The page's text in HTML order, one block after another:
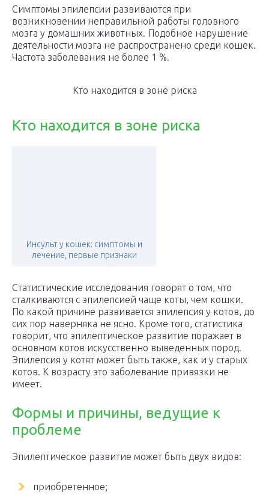
Симптомы эпилепсии развиваются при
возникновении неправильной работы головного
мозга у домашних животных. Подобное нарушение
деятельности мозга не распространено среди кошек.
Частота заболевания не более 1 %.
Кто находится в зоне риска
Кто находится в зоне риска
Инсульт у кошек: симптомы и
лечение, первые признаки
Статистические исследования говорят о том, что
сталкиваются с эпилепсией чаще коты, чем кошки.
По какой причине развивается эпилепсия у котов, до
сих пор наверняка не ясно. Кроме того, статистика
говорит, что эпилептическое развитие поражает в
основном котов искусственно выведенных пород.
Эпилепсия у котят может быть также, как и у старых
котов. К возрасту это заболевание привязки не
имеет.
Формы и причины, ведущие к
проблеме
Эпилептическое развитие может быть двух видов:
приобретенное;